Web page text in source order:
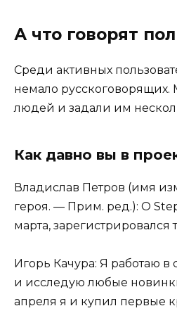
А что говорят
Среди активных
немало
людей и задали им
Как давно вы в
Владислав Петров (имя
героя. — Прим. ред.): О
марта, зарегистрировался
Игорь Качура: Я работаю в
и исследую любые
апреля я и купил первые